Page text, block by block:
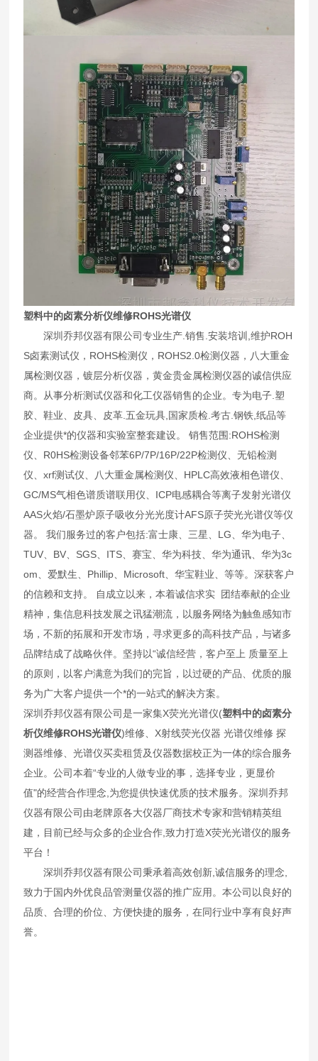
塑料中的卤素分析仪维修ROHS光谱仪
深圳乔邦仪器有限公司专业生产.销售.安装培训,维护ROH
S卤素测试仪，ROHS检测仪，ROHS2.0检测仪器，八大重金
属检测仪器，镀层分析仪器，黄金贵金属检测仪器的诚信供应
商。从事分析测试仪器和化工仪器销售的企业。专为电子.塑
胶、鞋业、皮具、皮革.五金玩具,国家质检.考古.钢铁,纸品等
企业提供*的仪器和实验室整套建设。 销售范围:ROHS检测
仪、R0HS检测设备邻苯6P/7P/16P/22P检测仪、无铅检测
仪、xrf测试仪、八大重金属检测仪、HPLC高效液相色谱仪、
GC/MS气相色谱质谱联用仪、ICP电感耦合等离子发射光谱仪
AAS火焰/石墨炉原子吸收分光光度计AFS原子荧光光谱仪等仪
器。 我们服务过的客户包括:富士康、三星、LG、华为电子、
TUV、BV、SGS、ITS、赛宝、华为科技、华为通讯、华为3c
om、爱默生、Phillip、Microsoft、华宝鞋业、等等。深获客户
的信赖和支持。 自成立以来，本着诚信求实 团结奉献的企业
精神，集信息科技发展之讯猛潮流，以服务网络为触鱼感知市
场，不新的拓展和开发市场，寻求更多的高科技产品，与诸多
品牌结成了战略伙伴。坚持以“诚信经营，客户至上 质量至上
的原则，以客户满意为我们的完旨，以过硬的产品、优质的服
务为广大客户提供一个*的一站式的解决方案。
深圳乔邦仪器有限公司是一家集X荧光光谱仪(塑料中的卤素分
析仪维修ROHS光谱仪)维修、X射线荧光仪器 光谱仪维修 探
测器维修、光谱仪买卖租赁及仪器数据校正为一体的综合服务
企业。公司本着“专业的人做专业的事，选择专业，更显价
值"的经营合作理念,为您提供快速优质的技术服务。深圳乔邦
仪器有限公司由老牌原各大仪器厂商技术专家和营销精英组
建，目前已经与众多的企业合作,致力打造X荧光光谱仪的服务
平台！
深圳乔邦仪器有限公司秉承着高效创新,诚信服务的理念,
致力于国内外优良品管测量仪器的推广应用。本公司以良好的
品质、合理的价位、方便快捷的服务，在同行业中享有良好声
誉。